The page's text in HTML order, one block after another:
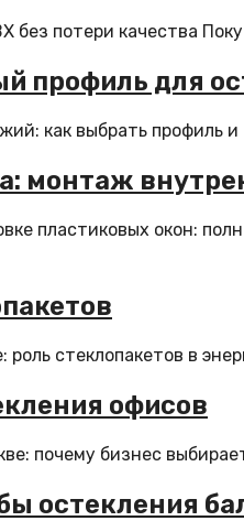
без потери качества
профиль для
как выбрать профиль
монтаж
пластиковых окон:
роль стеклопакетов в
офисов
почему бизнес
остекления